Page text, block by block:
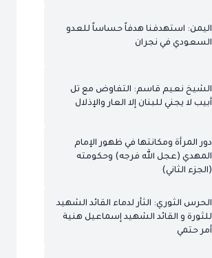
اليمن: استهدفنا هدفاً حساساً للعدو
السعودي في نجران
الشيخ نعيم قاسم: التفاوض مع تل
أبيب لا يجني للبنان إلا العار والإذلال
دور المرأة ومكانتها في ظهور الإمام
المهدي (عجل الله فرجه) وحكومته
(الجزء الثاني)
الحرس الثوري: الثأر لدماء القائد الشهيد
للثورة و القائد الشهيد إسماعيل هنية
أمر حتمي